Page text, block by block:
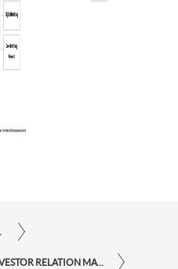
INVESTOR RELATION MAYBANK INDONESIA